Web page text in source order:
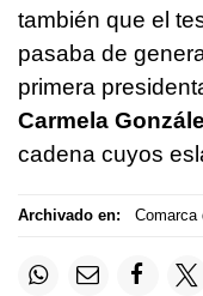
también que el
pasaba de
primera
Carmela
cadena cuyos
Archivado en: Comarca